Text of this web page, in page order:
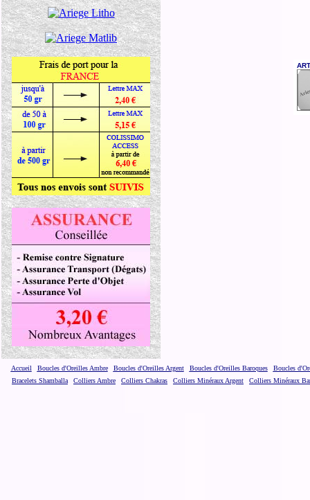
Accueil Boucles d'Oreilles Ambre Boucles d'Oreilles Argent Boucles d'Oreilles Baroques
Boucles
Bracelets Shamballa
Colliers Ambre Colliers Chakras Colliers Minéraux Argent Colliers Minéraux